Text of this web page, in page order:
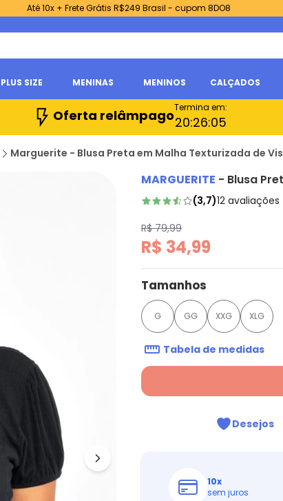
Até 10x + Frete Grátis R$249 Brasil - cupom 8DO8
PLUS SIZE MENINAS MENINOS CALÇADOS
Oferta relâmpagoTermina em:
20:26:04
Marguerite - Blusa Preta em Malha Texturizada de
MARGUERITE - Blusa
(3,7)12 avaliações
R$ 79,99
R$ 34,99
Tamanhos
G GG XXG XLG
Tabela de medidas
Desejos
10x
sem juros